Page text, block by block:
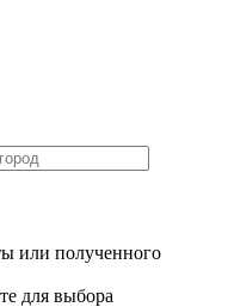
или полученного
для выбора